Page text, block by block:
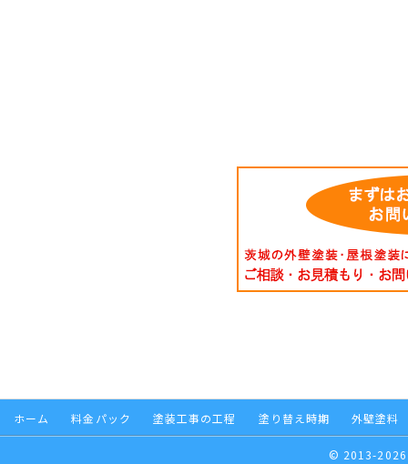
ホーム 料金パック 塗装工事の工程 塗り替え時期 外壁塗料
© 2013-2026